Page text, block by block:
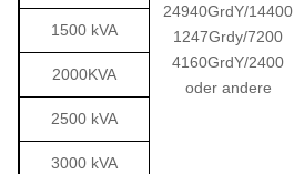
24940GrdY/14400
1247Grdy/7200
4160GrdY/2400
oder andere
1500 kVA
2000KVA
2500 kVA
3000 kVA